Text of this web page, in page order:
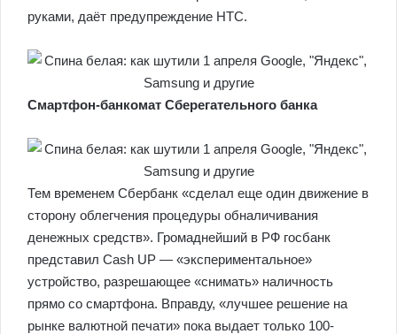
руками, даёт предупреждение HTC.
Смартфон-банкомат Сберегательного банка
Тем временем Сбербанк «сделал еще один движение в
сторону облегчения процедуры обналичивания
денежных средств». Громаднейший в РФ госбанк
представил Cash UP — «экспериментальное»
устройство, разрешающее «снимать» наличность
прямо со смартфона. Вправду, «лучшее решение на
рынке валютной печати» пока выдает только 100-